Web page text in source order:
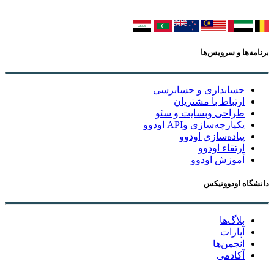
برنامه‌ها و سرویس‌ها
حسابداری و حسابرسی
ارتباط با مشتریان
طراحی وبسایت و سئو
یکپارچه‌سازی وAPI اودوو
پیاده‌سازی اودوو
ارتقاء اودوو
آموزش اودوو
دانشگاه اودوونیکس
بلاگ‌ها
آپارات
انجمن‌ها
آکادمی